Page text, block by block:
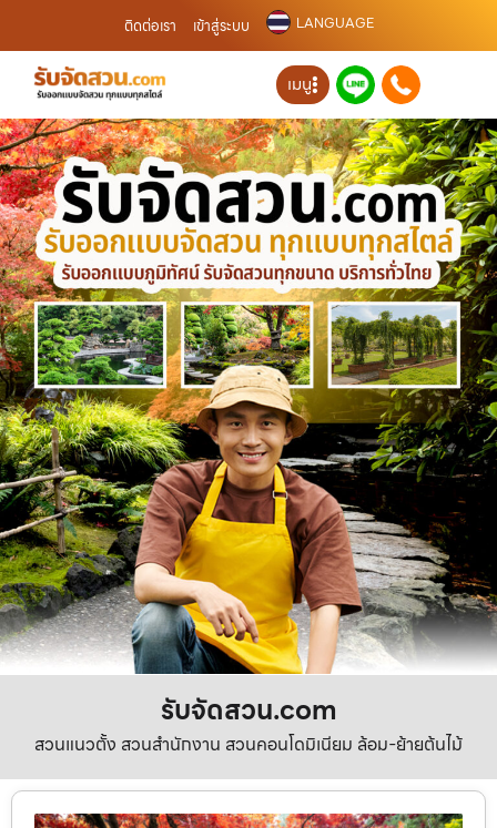
ติดต่อเรา เข้าสู่ระบบ LANGUAGE
เมนู
รับจัดสวน.com
สวนแนวตั้ง สวนสำนักงาน สวนคอนโดมิเนียม ล้อม-ย้ายต้นไม้